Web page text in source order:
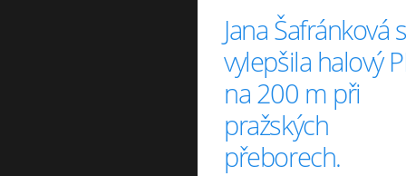
Jana Šafránková
vylepšila halový
na 200 m při
pražských
přeborech.